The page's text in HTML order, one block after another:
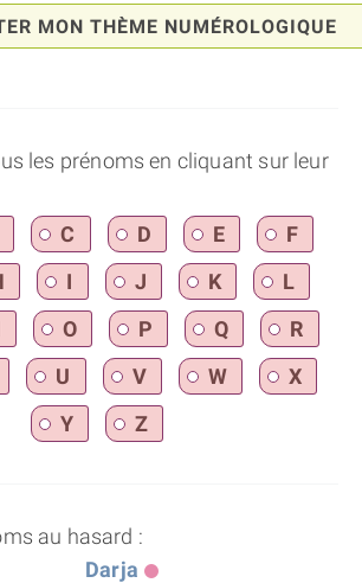
MON THÈME NUMÉROLOGIQUE
les prénoms en cliquant sur leur
C D E
F
I J K
L
O P Q
R
U V W
X
Y
Z
au hasard :
Darja